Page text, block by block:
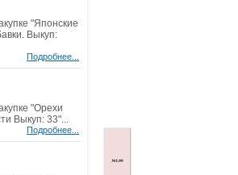
"Японские
Выкуп:
Подробнее...
"Орехи
Выкуп: 33"...
Подробнее...